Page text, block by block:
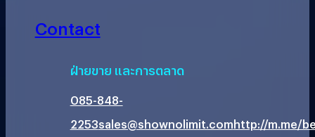
Contact
ฝ่ายขาย และการตลาด
085-848-
2253sales@shownolimit.comhttp://m.me/